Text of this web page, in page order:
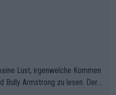
Lust, irgenwelche Kommen
Bully Armstrong zu lesen. Der